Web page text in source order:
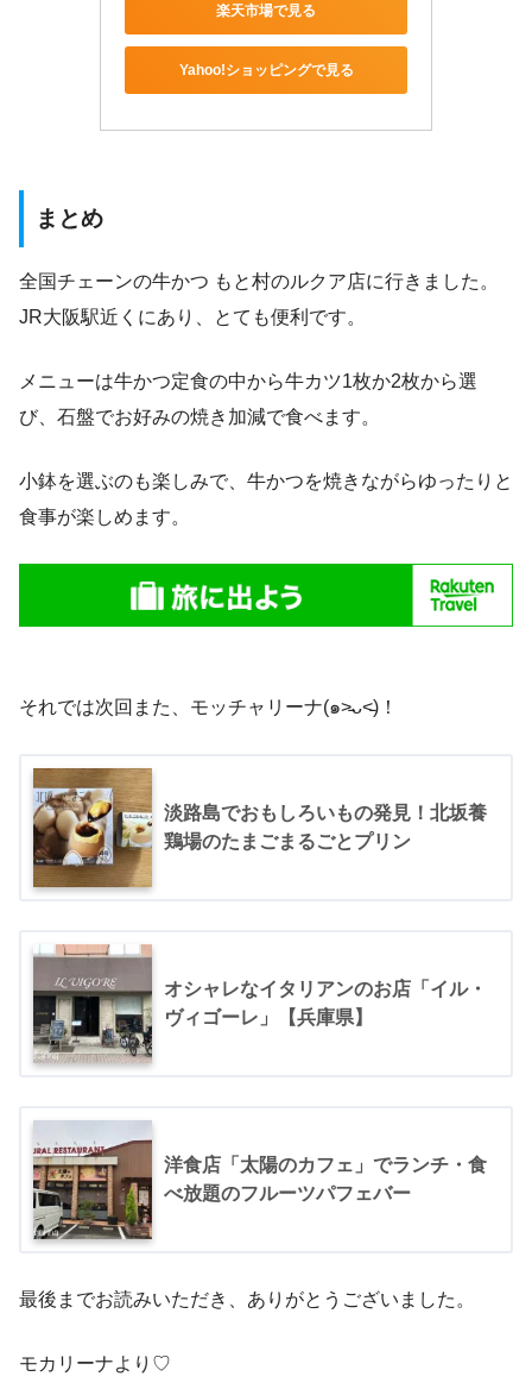
楽天市場で見る
Yahoo!ショッピングで見る
まとめ
全国チェーンの牛かつ もと村のルクア店に行きました。
JR大阪駅近くにあり、とても便利です。
メニューは牛かつ定食の中から牛カツ1枚か2枚から選
び、石盤でお好みの焼き加減で食べます。
小鉢を選ぶのも楽しみで、牛かつを焼きながらゆったりと
食事が楽しめます。
それでは次回また、モッチャリーナ(๑˃̵ᴗ˂̵)！
淡路島でおもしろいもの発見！北坂養
鶏場のたまごまるごとプリン
オシャレなイタリアンのお店「イル・
ヴィゴーレ」【兵庫県】
洋食店「太陽のカフェ」でランチ・食
べ放題のフルーツパフェバー
最後までお読みいただき、ありがとうございました。
モカリーナより♡